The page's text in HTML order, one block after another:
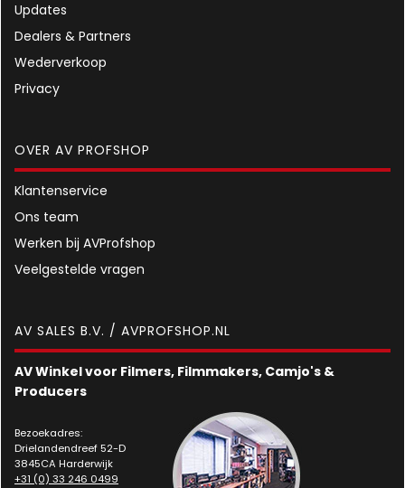
Updates
Dealers & Partners
Wederverkoop
Privacy
OVER AV PROFSHOP
Klantenservice
Ons team
Werken bij AVProfshop
Veelgestelde vragen
AV SALES B.V. / AVPROFSHOP.NL
AV Winkel voor Filmers, Filmmakers, Camjo's &
Producers
Bezoekadres:
Drielandendreef 52-D
3845CA Harderwijk
+31 (0) 33 246 0499